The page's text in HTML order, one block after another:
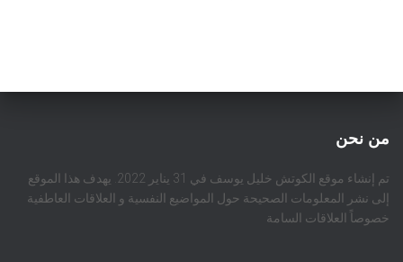
من نحن
تم إنشاء موقع الكوتش خليل يوسف في 31 يناير 2022. يهدف هذا الموقع
إلى نشر المعلومات الصحيحة حول المواضيع النفسية و العلاقات العاطفية
خصوصاً العلاقات السامة